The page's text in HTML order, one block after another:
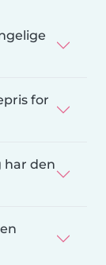
for
har den